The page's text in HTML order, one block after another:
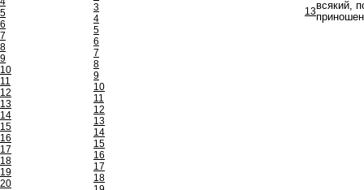
5
6
7
8
9
10
11
12
13
14
15
16
17
18
19
20
3
4
5
6
7
8
9
10
11
12
13
14
15
16
17
18
13всякий,